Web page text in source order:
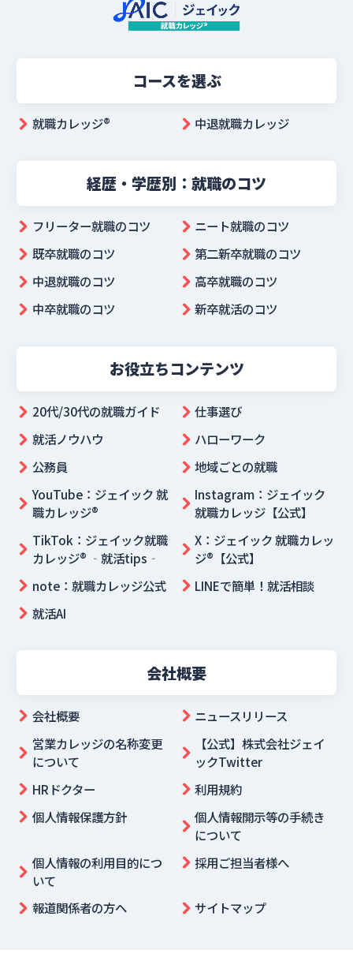
コースを選ぶ
就職カレッジ®︎ 中退就職カレッジ
経歴・学歴別：就職のコツ
フリーター就職のコツ
ニート就職のコツ
既卒就職のコツ
第二新卒就職のコツ
中退就職のコツ
高卒就職のコツ
中卒就職のコツ
新卒就活のコツ
お役立ちコンテンツ
20代/30代の就職ガイド
仕事選び
就活ノウハウ
ハローワーク
公務員
地域ごとの就職
YouTube：ジェイック 就
職カレッジ®
Instagram：ジェイック
就職カレッジ【公式】
TikTok：ジェイック就職
カレッジ® ‐就活tips‐
X：ジェイック 就職カレッ
ジ®【公式】
note：就職カレッジ公式
LINEで簡単！就活相談
就活AI
会社概要
会社概要
ニュースリリース
営業カレッジの名称変更
について
【公式】株式会社ジェイ
ックTwitter
HRドクター
利用規約
個人情報保護方針
個人情報開示等の手続き
について
個人情報の利用目的につ
いて
採用ご担当者様へ
報道関係者の方へ サイトマップ